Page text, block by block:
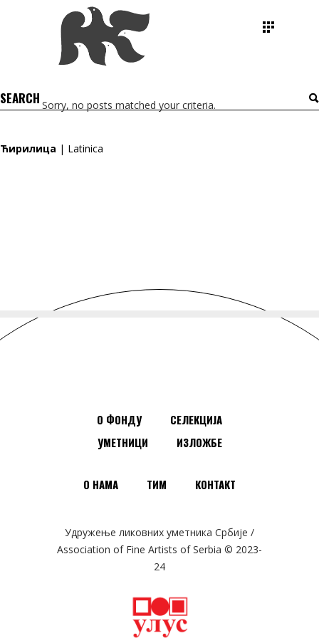
Sorry, no posts matched your criteria.
Search
for:
Ћирилица | Latinica
О ФОНДУ
СЕЛЕКЦИЈА
УМЕТНИЦИ
ИЗЛОЖБЕ
О НАМА ТИМ КОНТАКТ
Удружење ликовних уметника Србије /
Association of Fine Artists of Serbia © 2023-
24